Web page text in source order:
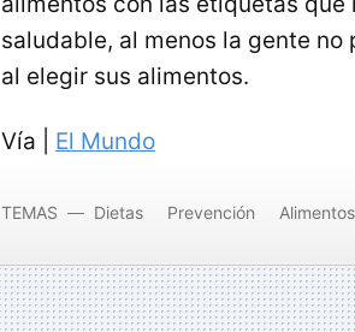
saludable, al menos la gente
al elegir sus alimentos.
Vía | El Mundo
TEMAS Dietas Prevención Alimentos